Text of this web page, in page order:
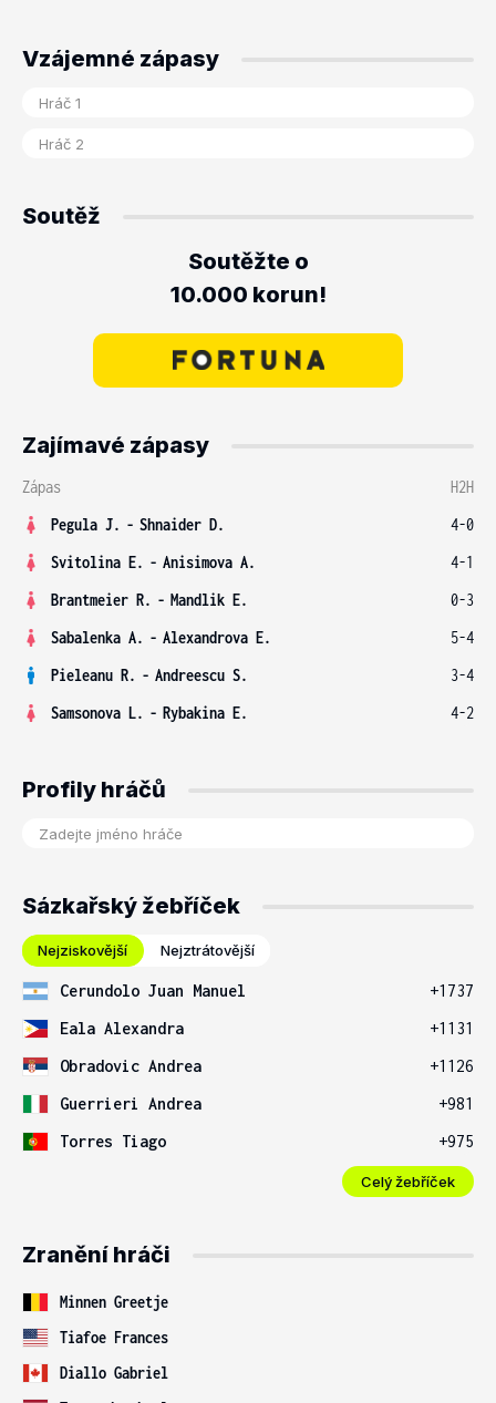
Vzájemné zápasy
Soutěž
Soutěžte o
10.000 korun!
Zajímavé zápasy
Zápas
H2H
Pegula J. - Shnaider D.
4-0
Svitolina E. - Anisimova A.
4-1
Brantmeier R. - Mandlik E.
0-3
Sabalenka A. - Alexandrova E.
5-4
Pieleanu R. - Andreescu S.
3-4
Samsonova L. - Rybakina E. 4-2
Profily hráčů
Sázkařský žebříček
Nejziskovější Nejztrátovější
Cerundolo Juan Manuel
+1737
Eala Alexandra
+1131
Obradovic Andrea
+1126
Guerrieri Andrea
+981
Torres Tiago
+975
Celý žebříček
Zranění hráči
Minnen Greetje
Tiafoe Frances
Diallo Gabriel